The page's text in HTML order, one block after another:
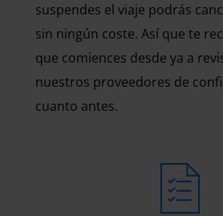
suspendes el viaje podrás
sin ningún coste. Así que te
que comiences desde ya a
nuestros proveedores de
cuanto antes.